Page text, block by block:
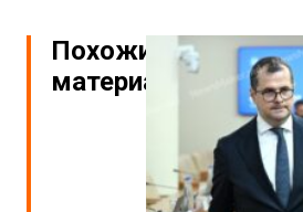
Похожие
материалы